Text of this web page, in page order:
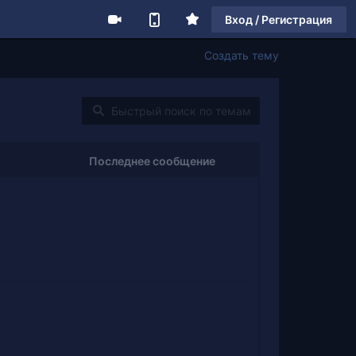
Вход / Регистрация
Создать тему
Последнее сообщение